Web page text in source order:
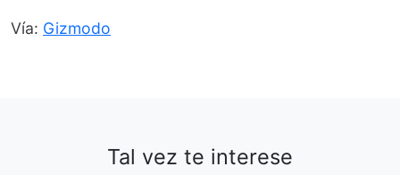
Vía: Gizmodo
Tal vez te interese